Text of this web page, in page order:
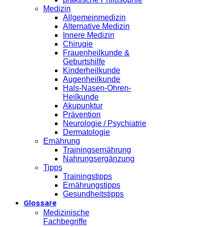
Medizin
Allgemeinmedizin
Alternative Medizin
Innere Medizin
Chirugie
Frauenheilkunde &
Geburtshilfe
Kinderheilkunde
Augenheilkunde
Hals-Nasen-Ohren-
Heilkunde
Akupunktur
Prävention
Neurologie / Psychiatrie
Dermatologie
Ernährung
Trainingsernährung
Nahrungsergänzung
Tipps
Trainingstipps
Ernährungstipps
Gesundheitstipps
Glossare
Medizinische
Fachbegriffe